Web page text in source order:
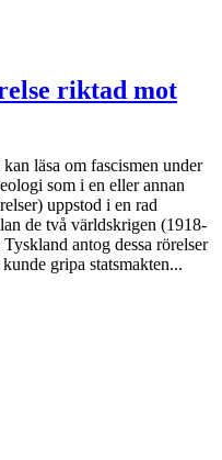
riktad mot
läsa om fascismen under
som i en eller annan
uppstod i en rad
de två världskrigen (1918-
antog dessa rörelser
gripa statsmakten...